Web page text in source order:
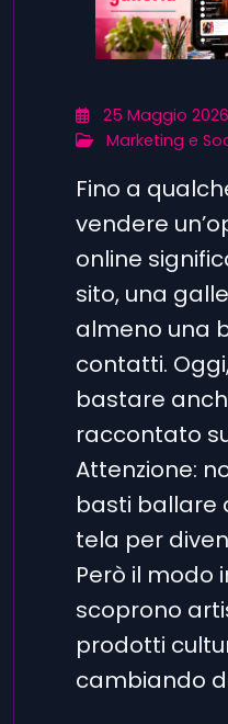
25 Maggio 2026
Marketing e
Fino a
vendere
online
sito, una
almeno una
contatti.
bastare
raccontato
Attenzione:
basti ballare
tela per
Però il modo
scoprono
prodotti
cambiando